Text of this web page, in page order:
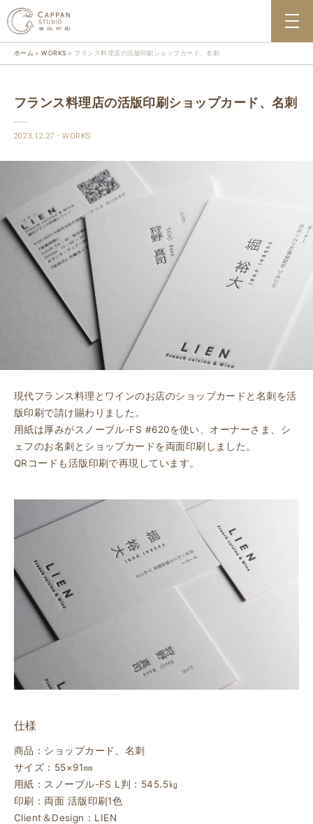
ホーム WORKS フランス料理店の活版印刷ショップカード、名刺
フランス料理店の活版印刷ショップカード、名刺
2023.12.27 WORKS
現代フランス料理とワインのお店のショップカードと名刺を活
版印刷で請け賜わりました。
用紙は厚みがスノーブル-FS #620を使い、オーナーさま、シ
ェフのお名刺とショップカードを両面印刷しました。
QRコードも活版印刷で再現しています。
仕様
商品：ショップカード、名刺
サイズ：55×91㎜
用紙：スノーブル-FS L判：545.5㎏
印刷：両面 活版印刷1色
Client＆Design：LIEN